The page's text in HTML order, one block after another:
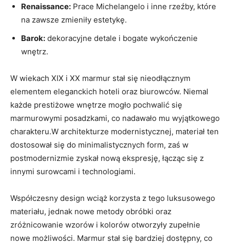
Renaissance: Prace Michelangelo i inne rzeźby, które
na zawsze zmieniły estetykę.
Barok: dekoracyjne detale i bogate wykończenie
wnętrz.
W wiekach XIX i XX marmur stał się nieodłącznym
elementem eleganckich hoteli oraz biurowców. Niemal
każde prestiżowe wnętrze mogło pochwalić się
marmurowymi posadzkami, co nadawało mu wyjątkowego
charakteru.W architekturze modernistycznej, materiał ten
dostosował się do minimalistycznych form, zaś w
postmodernizmie zyskał nową ekspresję, łącząc się z
innymi surowcami i technologiami.
Współczesny design wciąż korzysta z tego luksusowego
materiału, jednak nowe metody obróbki oraz
zróżnicowanie wzorów i kolorów otworzyły zupełnie
nowe możliwości. Marmur stał się bardziej dostępny, co